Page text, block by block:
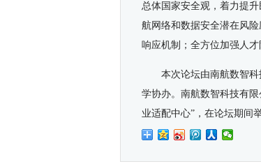
总体国家安全观，着力提
航网络和数据安全潜在风
响应机制；全方位加强人
本次论坛由南航数智
学协办。南航数智科技有
业适配中心”，在论坛期间